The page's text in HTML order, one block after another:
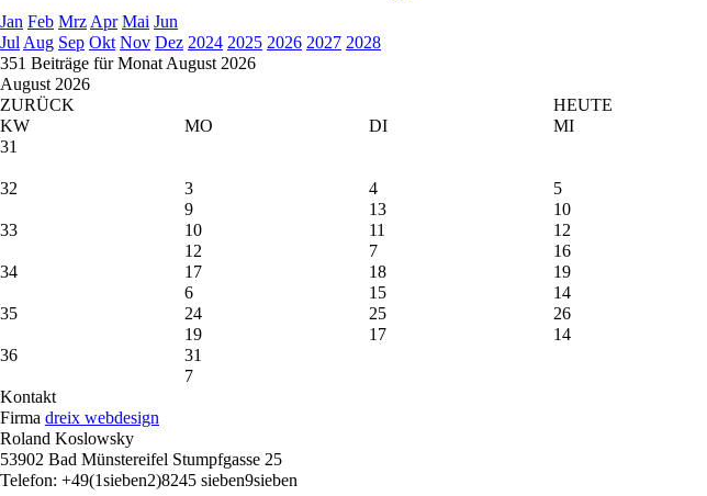
Jan Feb Mrz Apr Mai Jun
Jul Aug Sep Okt Nov Dez 2024 2025 2026 2027 2028
351 Beiträge für Monat August 2026
August 2026
ZURÜCK
HEUTE
KW
MO DI MI
31
32
3
9
4
13
5
10
33
10
12
11
7
12
16
34
17
6
18
15
19
14
35
24
19
25
17
26
14
36
31
7
Kontakt
Firma dreix webdesign
Roland Koslowsky
53902 Bad Münstereifel Stumpfgasse 25
Telefon: +49(1sieben2)8245 sieben9sieben